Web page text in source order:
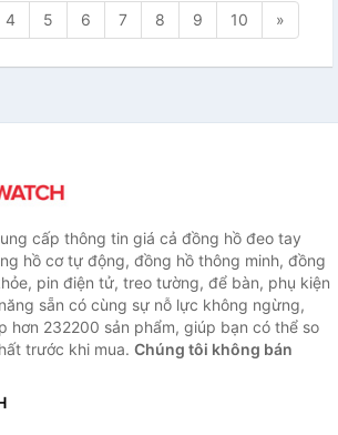
4 5 6 7 8 9 10 »
cấp thông tin giá cả đồng hồ đeo tay
hồ cơ tự động, đồng hồ thông minh, đồng
pin điện tử, treo tường, để bàn, phụ kiện
sẵn có cùng sự nỗ lực không ngừng,
hơn 232200 sản phẩm, giúp bạn có thể so
trước khi mua. Chúng tôi không bán